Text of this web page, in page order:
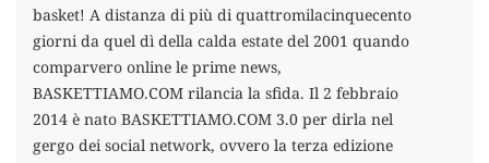
basket! A distanza di più di quattromilacinquecento
giorni da quel dì della calda estate del 2001 quando
comparvero online le prime news,
BASKETTIAMO.COM rilancia la sfida. Il 2 febbraio
2014 è nato BASKETTIAMO.COM 3.0 per dirla nel
gergo dei social network, ovvero la terza edizione